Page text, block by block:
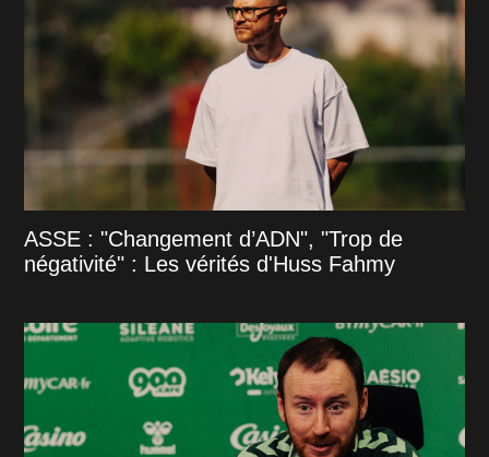
ASSE : "Changement d’ADN", "Trop de
négativité" : Les vérités d'Huss Fahmy